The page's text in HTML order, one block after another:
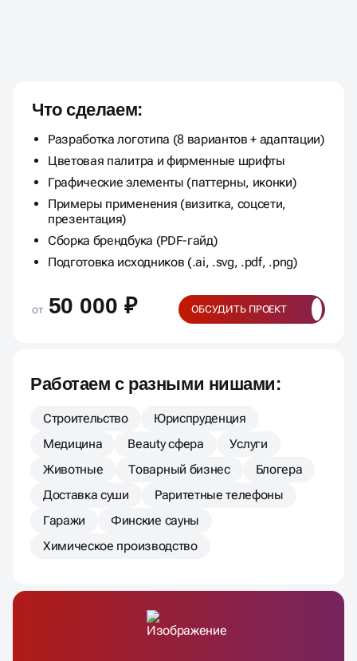
Что сделаем:
Разработка логотипа (8 вариантов + адаптации)
Цветовая палитра и фирменные шрифты
Графические элементы (паттерны, иконки)
Примеры применения (визитка, соцсети,
презентация)
Сборка брендбука (PDF-гайд)
Подготовка исходников (.ai, .svg, .pdf, .png)
от 50 000 ₽ ОБСУДИТЬ ПРОЕКТ
Работаем с разными нишами:
Строительство
Юриспруденция
Медицина
Beauty сфера
Услуги
Животные
Товарный бизнес
Блогера
Доставка суши
Раритетные телефоны
Гаражи
Финские сауны
Химическое производство